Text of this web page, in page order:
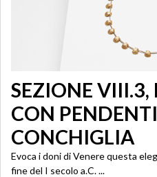
SEZIONE
CON
CONCHIGLIA
Evoca i doni di Venere questa
fine del I secolo a.C. ...